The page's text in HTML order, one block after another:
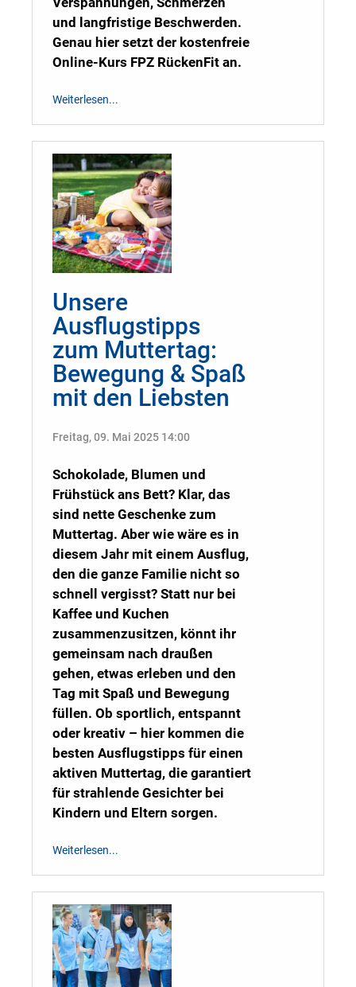
und langfristige Beschwerden.
Genau hier setzt der kostenfreie
Online-Kurs FPZ RückenFit an.
Weiterlesen...
Unsere
Ausflugstipps
zum Muttertag:
Bewegung & Spaß
mit den Liebsten
Freitag, 09. Mai 2025 14:00
Schokolade, Blumen und
Frühstück ans Bett? Klar, das
sind nette Geschenke zum
Muttertag. Aber wie wäre es in
diesem Jahr mit einem Ausflug,
den die ganze Familie nicht so
schnell vergisst? Statt nur bei
Kaffee und Kuchen
zusammenzusitzen, könnt ihr
gemeinsam nach draußen
gehen, etwas erleben und den
Tag mit Spaß und Bewegung
füllen. Ob sportlich, entspannt
oder kreativ – hier kommen die
besten Ausflugstipps für einen
aktiven Muttertag, die garantiert
für strahlende Gesichter bei
Kindern und Eltern sorgen.
Weiterlesen...